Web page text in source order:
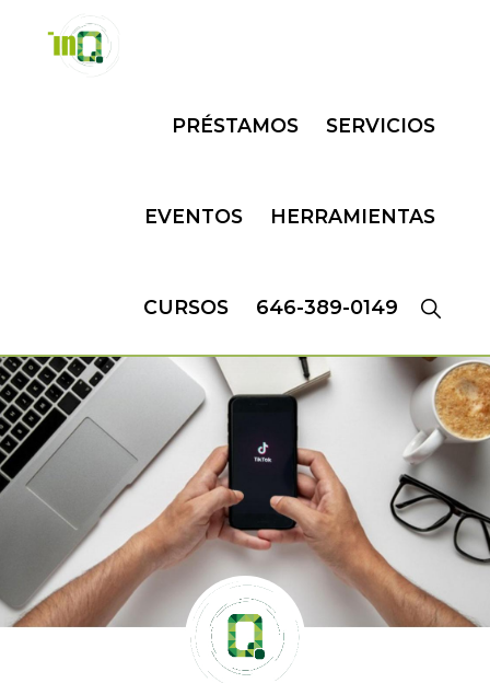
PRÉSTAMOS SERVICIOS
EVENTOS HERRAMIENTAS
CURSOS 646-389-0149